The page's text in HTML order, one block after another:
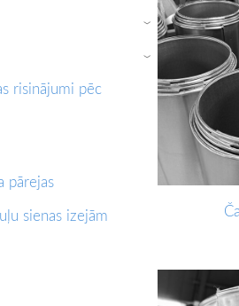
›
›
risinājumi pēc
pārejas
sienas izejām